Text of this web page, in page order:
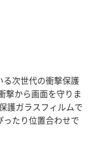
る次世代の衝撃保護
撃から画面を守りま
護ガラスフィルムで
たり位置合わせで